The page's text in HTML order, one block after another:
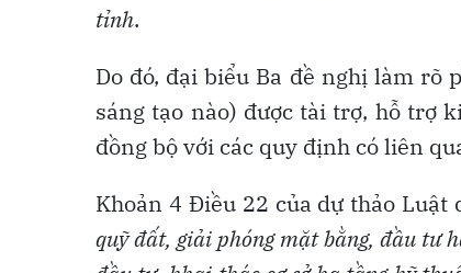
tỉnh.
Do đó, đại biểu Ba đề nghị làm rõ
sáng tạo nào) được tài trợ, hỗ trợ
đồng bộ với các quy định có liên
Khoản 4 Điều 22 của dự thảo Luật
quỹ đất, giải phóng mặt bằng, đầu tư